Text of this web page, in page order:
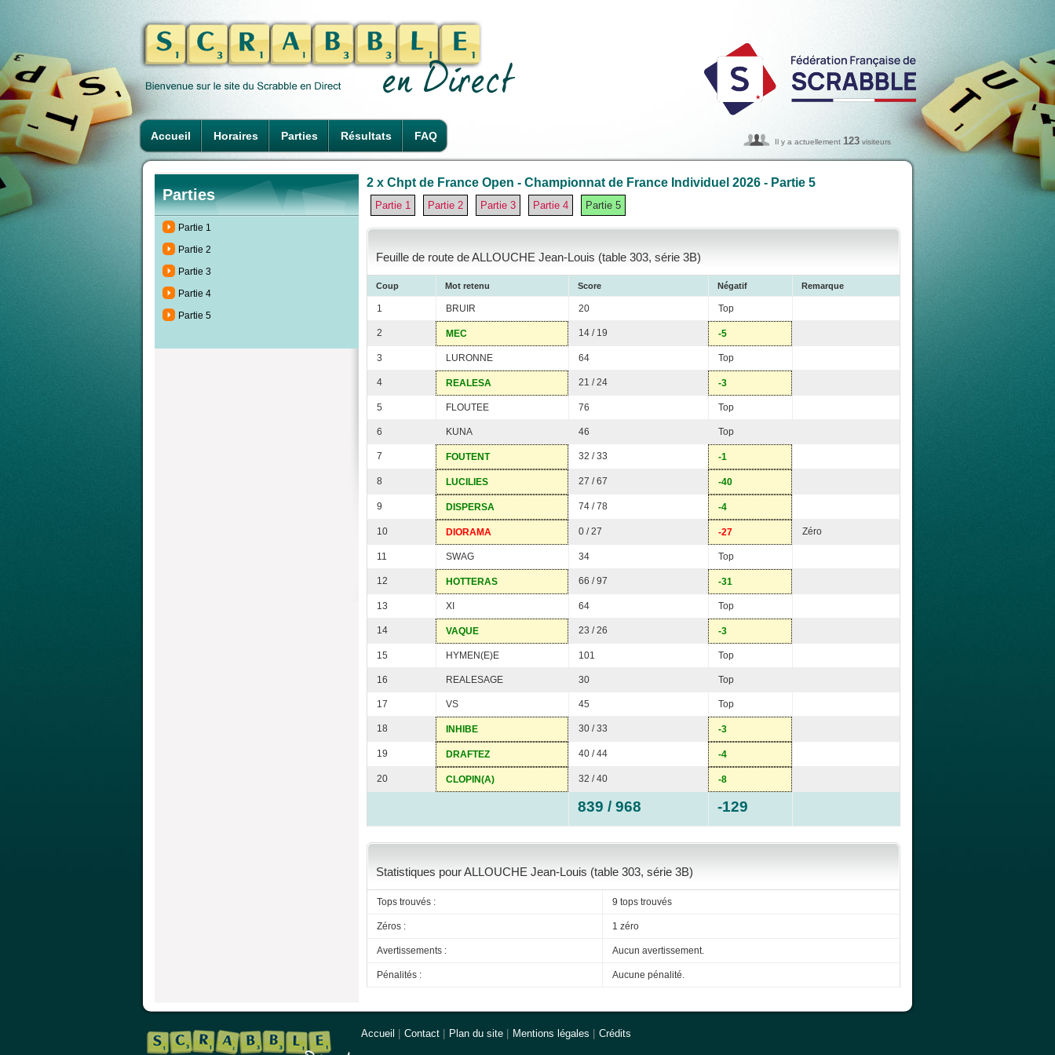
Accueil Horaires Parties Résultats FAQ Il y a actuellement 123 visiteurs
Parties
Partie 1
Partie 2
Partie 3
Partie 4
Partie 5
2 x Chpt de France Open - Championnat de France Individuel 2026 - Partie 5
Partie 1 Partie 2 Partie 3 Partie 4 Partie 5
Feuille de route de ALLOUCHE Jean-Louis (table 303, série 3B)
Coup Mot retenu Score Négatif Remarque
1 BRUIR 20 Top
2 MEC 14 / 19 -5
3 LURONNE 64 Top
4 REALESA 21 / 24 -3
5 FLOUTEE 76 Top
6 KUNA 46 Top
7 FOUTENT 32 / 33 -1
8 LUCILIES 27 / 67 -40
9 DISPERSA 74 / 78 -4
10 DIORAMA 0 / 27 -27 Zéro
11 SWAG 34 Top
12 HOTTERAS 66 / 97 -31
13 XI 64 Top
14 VAQUE 23 / 26 -3
15 HYMEN(E)E 101 Top
16 REALESAGE 30 Top
17 VS 45 Top
18 INHIBE 30 / 33 -3
19 DRAFTEZ 40 / 44 -4
20 CLOPIN(A) 32 / 40 -8
839 / 968 -129
Statistiques pour ALLOUCHE Jean-Louis (table 303, série 3B)
Tops trouvés : 9 tops trouvés
Zéros : 1 zéro
Avertissements : Aucun avertissement.
Pénalités : Aucune pénalité.
Accueil Contact Plan du site Mentions légales Crédits